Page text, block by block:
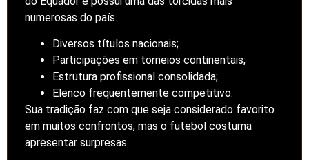
numerosas do país.
Diversos títulos nacionais;
Participações em torneios continentais;
Estrutura profissional consolidada;
Elenco frequentemente competitivo.
Sua tradição faz com que seja considerado favorito
em muitos confrontos, mas o futebol costuma
apresentar surpresas.